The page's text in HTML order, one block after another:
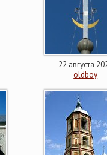
22 августа
oldboy